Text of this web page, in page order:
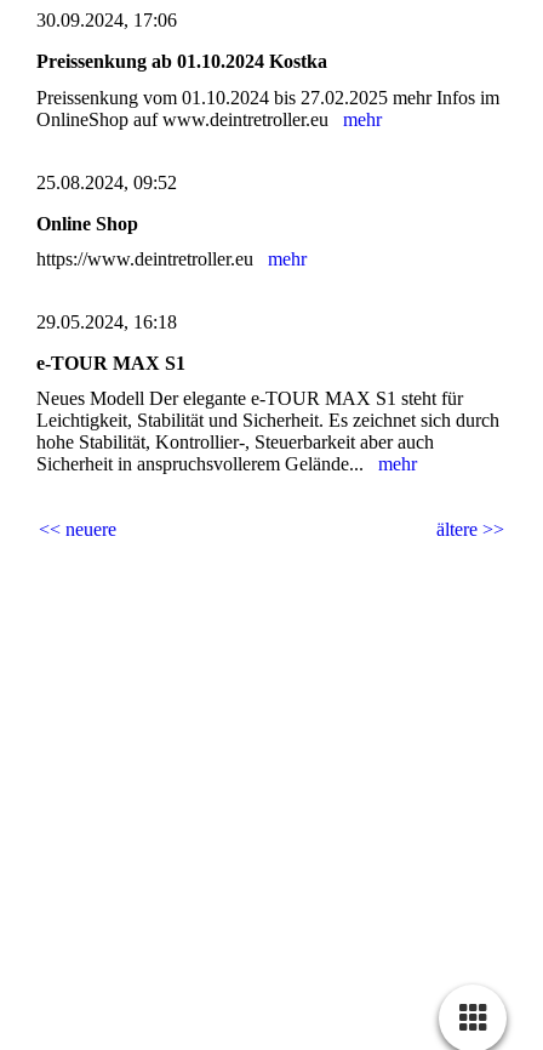
30.09.2024, 17:06
Preissenkung ab 01.10.2024 Kostka
Preissenkung vom 01.10.2024 bis 27.02.2025 mehr Infos im
OnlineShop auf www.deintretroller.eu mehr
25.08.2024, 09:52
Online Shop
https://www.deintretroller.eu mehr
29.05.2024, 16:18
e-TOUR MAX S1
Neues Modell Der elegante e-TOUR MAX S1 steht für
Leichtigkeit, Stabilität und Sicherheit. Es zeichnet sich durch
hohe Stabilität, Kontrollier-, Steuerbarkeit aber auch
Sicherheit in anspruchsvollerem Gelände... mehr
<< neuere ältere >>